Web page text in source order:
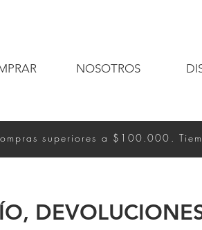
NOSOTROS
superiores a $100.000.